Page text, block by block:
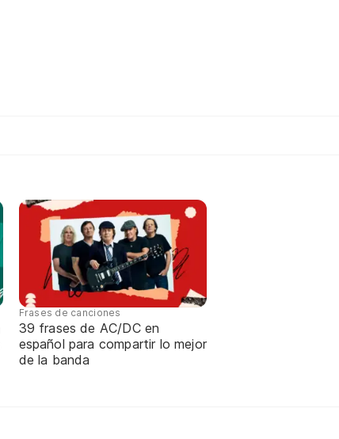
Frases de canciones
39 frases de AC/DC en
español para compartir lo mejor
de la banda